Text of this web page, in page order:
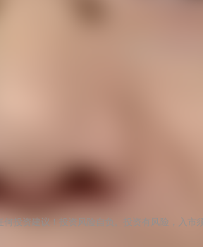
投资建议！投资风险自负。投资有风险，入市